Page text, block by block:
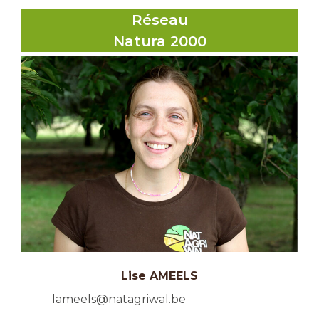
mail
Réseau
Natura 2000
Lise AMEELS
lameels@natagriwal.be